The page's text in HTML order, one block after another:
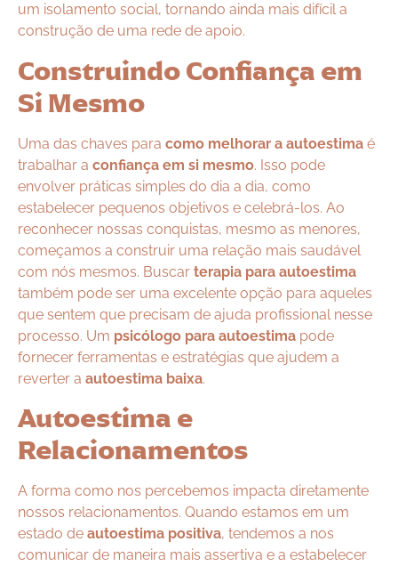
um isolamento social, tornando ainda mais difícil a
construção de uma rede de apoio.
Construindo Confiança em
Si Mesmo
Uma das chaves para como melhorar a autoestima é
trabalhar a confiança em si mesmo. Isso pode
envolver práticas simples do dia a dia, como
estabelecer pequenos objetivos e celebrá-los. Ao
reconhecer nossas conquistas, mesmo as menores,
começamos a construir uma relação mais saudável
com nós mesmos. Buscar terapia para autoestima
também pode ser uma excelente opção para aqueles
que sentem que precisam de ajuda profissional nesse
processo. Um psicólogo para autoestima pode
fornecer ferramentas e estratégias que ajudem a
reverter a autoestima baixa.
Autoestima e
Relacionamentos
A forma como nos percebemos impacta diretamente
nossos relacionamentos. Quando estamos em um
estado de autoestima positiva, tendemos a nos
comunicar de maneira mais assertiva e a estabelecer